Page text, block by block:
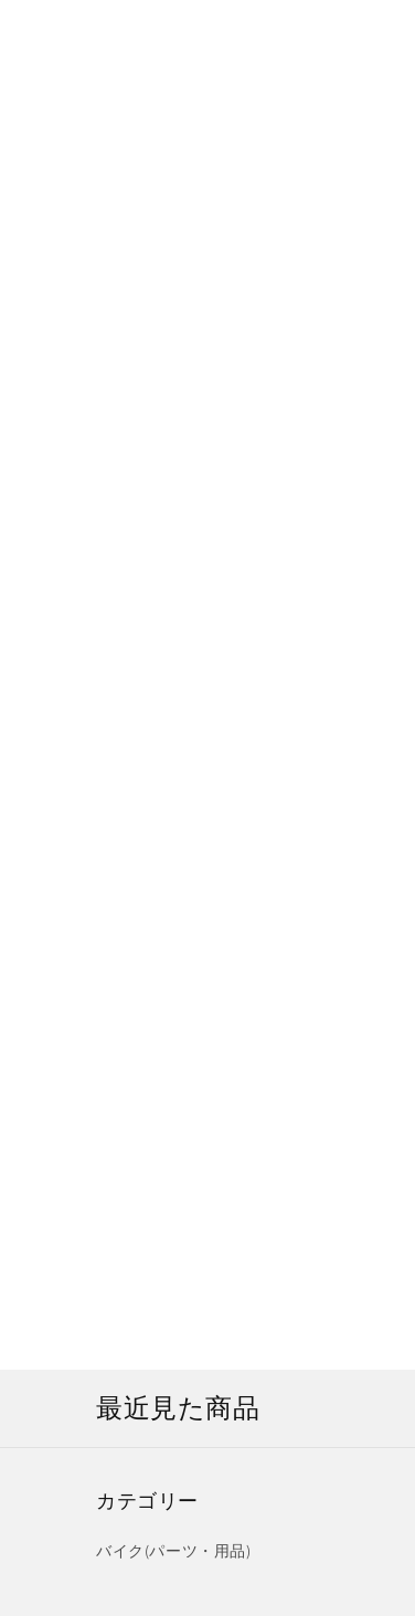
最近見た商品
カテゴリー
バイク(パーツ・用品)